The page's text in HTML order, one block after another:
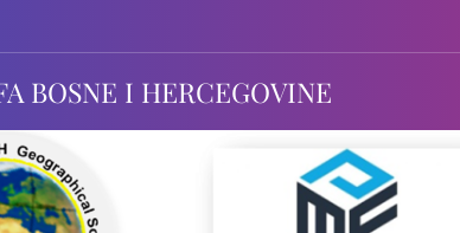
BOSNE I HERCEGOVINE